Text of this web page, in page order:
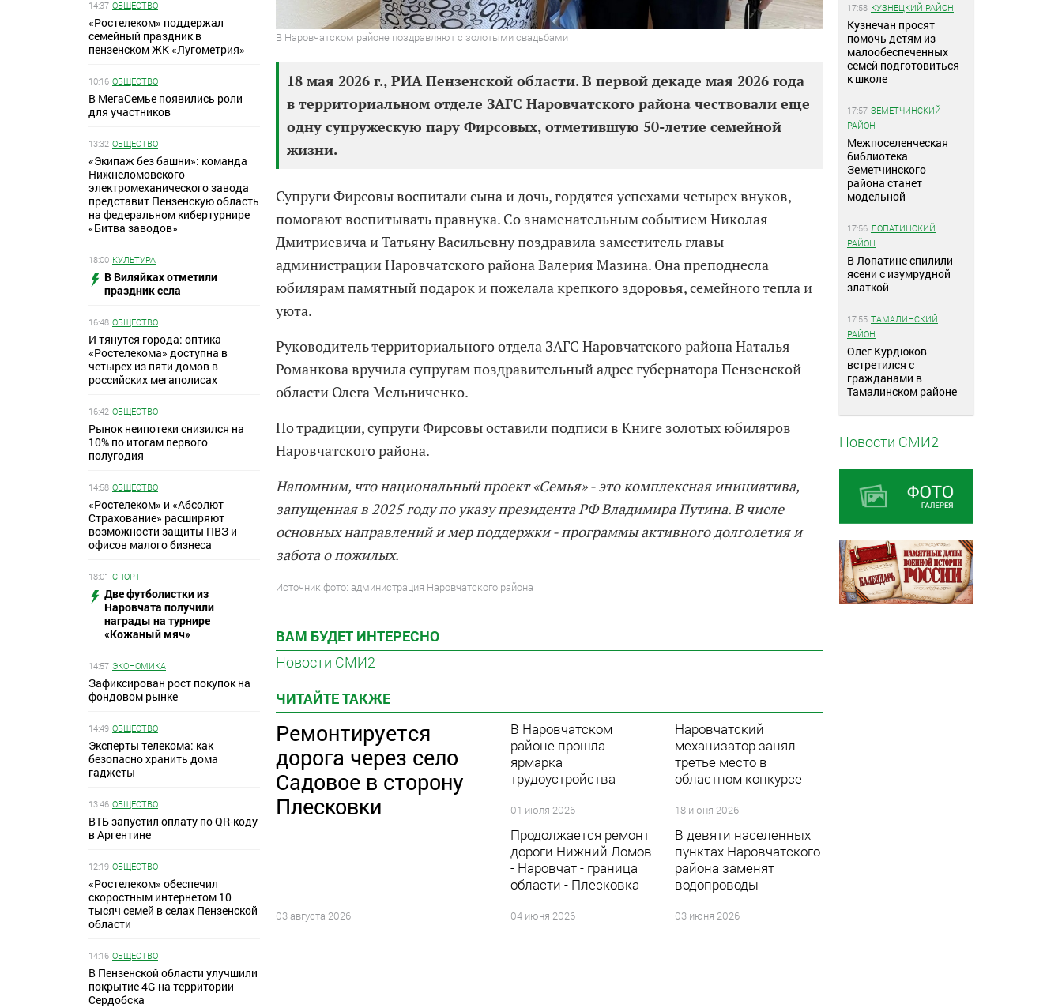
14:37 ОБЩЕСТВО
«Ростелеком» поддержал
семейный праздник в
пензенском ЖК «Лугометрия»
10:16 ОБЩЕСТВО
В МегаСемье появились роли
для участников
13:32 ОБЩЕСТВО
«Экипаж без башни»: команда
Нижнеломовского
электромеханического завода
представит Пензенскую область
на федеральном кибертурнире
«Битва заводов»
18:00 КУЛЬТУРА
В Виляйках отметили
праздник села
16:48 ОБЩЕСТВО
И тянутся города: оптика
«Ростелекома» доступна в
четырех из пяти домов в
российских мегаполисах
16:42 ОБЩЕСТВО
Рынок неипотеки снизился на
10% по итогам первого
полугодия
14:58 ОБЩЕСТВО
«Ростелеком» и «Абсолют
Страхование» расширяют
возможности защиты ПВЗ и
офисов малого бизнеса
18:01 СПОРТ
Две футболистки из
Наровчата получили
награды на турнире
«Кожаный мяч»
14:57 ЭКОНОМИКА
Зафиксирован рост покупок на
фондовом рынке
14:49 ОБЩЕСТВО
Эксперты телекома: как
безопасно хранить дома
гаджеты
13:46 ОБЩЕСТВО
ВТБ запустил оплату по QR-коду
в Аргентине
12:19 ОБЩЕСТВО
«Ростелеком» обеспечил
скоростным интернетом 10
тысяч семей в селах Пензенской
области
14:16 ОБЩЕСТВО
В Пензенской области улучшили
покрытие 4G на территории
Сердобска
В Наровчатском районе поздравляют с золотыми свадьбами
18 мая 2026 г., РИА Пензенской области. В первой декаде мая 2026 года
в территориальном отделе ЗАГС Наровчатского района чествовали еще
одну супружескую пару Фирсовых, отметившую 50-летие семейной
жизни.
Супруги Фирсовы воспитали сына и дочь, гордятся успехами четырех внуков,
помогают воспитывать правнука. Со знаменательным событием Николая
Дмитриевича и Татьяну Васильевну поздравила заместитель главы
администрации Наровчатского района Валерия Мазина. Она преподнесла
юбилярам памятный подарок и пожелала крепкого здоровья, семейного тепла и
уюта.
Руководитель территориального отдела ЗАГС Наровчатского района Наталья
Романкова вручила супругам поздравительный адрес губернатора Пензенской
области Олега Мельниченко.
По традиции, супруги Фирсовы оставили подписи в Книге золотых юбиляров
Наровчатского района.
Напомним, что национальный проект «Семья» - это комплексная инициатива,
запущенная в 2025 году по указу президента РФ Владимира Путина. В числе
основных направлений и мер поддержки - программы активного долголетия и
забота о пожилых.
Источник фото: администрация Наровчатского района
ВАМ БУДЕТ ИНТЕРЕСНО
Новости СМИ2
ЧИТАЙТЕ ТАКЖЕ
Ремонтируется
дорога через село
Садовое в сторону
Плесковки
03 августа 2026
В Наровчатском
районе прошла
ярмарка
трудоустройства
01 июля 2026
Наровчатский
механизатор занял
третье место в
областном конкурсе
18 июня 2026
Продолжается ремонт
дороги Нижний Ломов
- Наровчат - граница
области - Плесковка
04 июня 2026
В девяти населенных
пунктах Наровчатского
района заменят
водопроводы
03 июня 2026
17:58 КУЗНЕЦКИЙ РАЙОН
Кузнечан просят
помочь детям из
малообеспеченных
семей подготовиться
к школе
17:57 ЗЕМЕТЧИНСКИЙ
РАЙОН
Межпоселенческая
библиотека
Земетчинского
района станет
модельной
17:56 ЛОПАТИНСКИЙ
РАЙОН
В Лопатине спилили
ясени с изумрудной
златкой
17:55 ТАМАЛИНСКИЙ
РАЙОН
Олег Курдюков
встретился с
гражданами в
Тамалинском районе
Новости СМИ2